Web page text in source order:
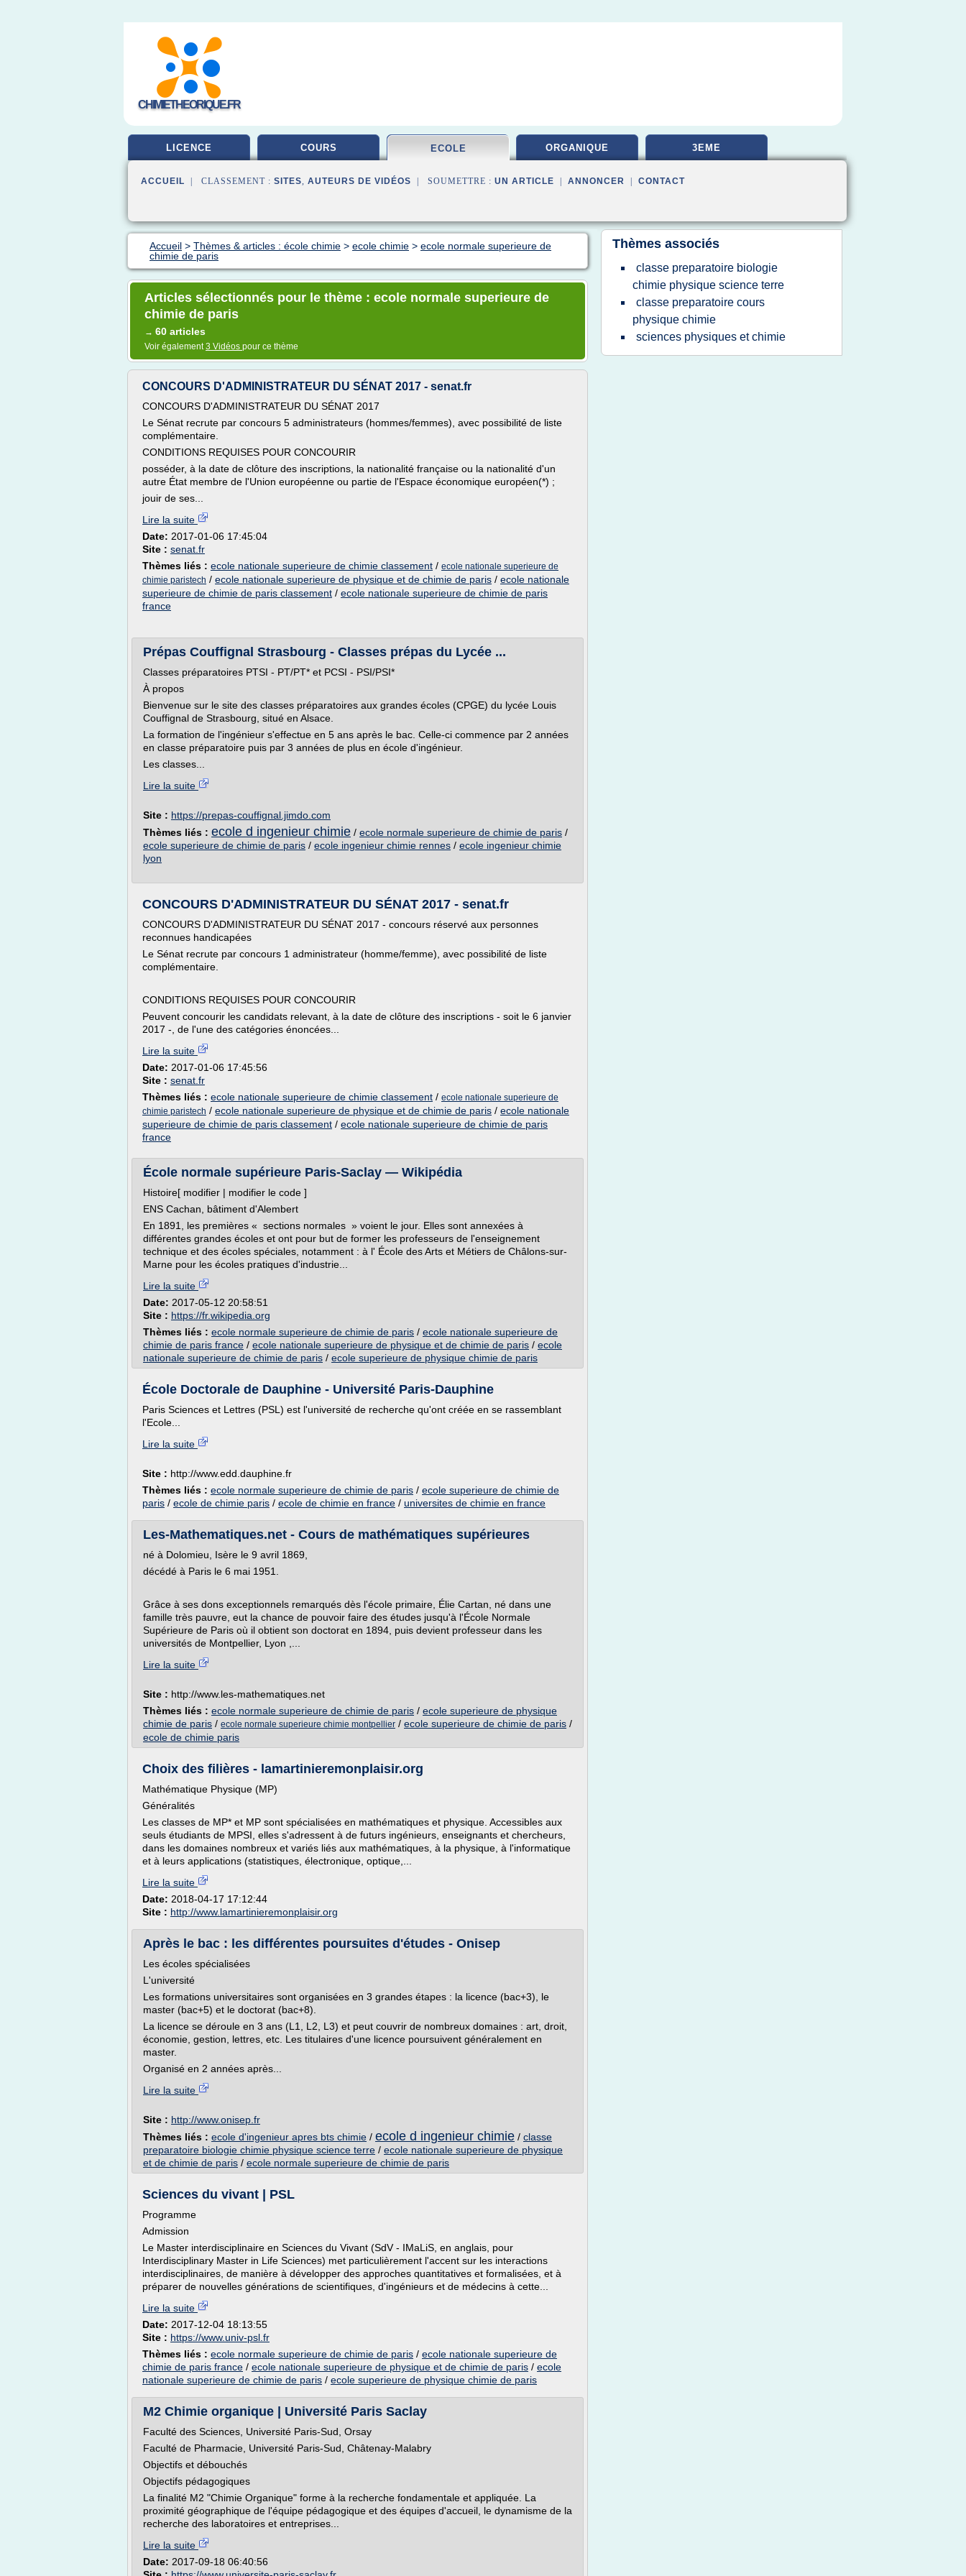
CHIMIETHEORIQUE.FR
LICENCE COURS ECOLE ORGANIQUE 3EME
ACCUEIL | CLASSEMENT : SITES, AUTEURS DE VIDÉOS | SOUMETTRE : UN ARTICLE ANNONCER CONTACT
Accueil > Thèmes & articles : école chimie > ecole chimie > ecole normale superieure de
chimie de paris
Articles sélectionnés pour le thème : ecole normale superieure de
chimie de paris
→ 60 articles
Voir également3 Vidéos pour ce thème
CONCOURS D'ADMINISTRATEUR DU SÉNAT 2017 - senat.fr
CONCOURS D'ADMINISTRATEUR DU SÉNAT 2017
Le Sénat recrute par concours 5 administrateurs (hommes/femmes), avec possibilité de liste
complémentaire.
CONDITIONS REQUISES POUR CONCOURIR
posséder, à la date de clôture des inscriptions, la nationalité française ou la nationalité d'un
autre État membre de l'Union européenne ou partie de l'Espace économique européen(*) ;
jouir de ses...
Lire la suite
Date: 2017-01-06 17:45:04
Site : senat.fr
Thèmes liés : ecole nationale superieure de chimie classement / ecole nationale superieure de
chimie paristech / ecole nationale superieure de physique et de chimie de paris / ecole nationale
superieure de chimie de paris classement / ecole nationale superieure de chimie de paris
france
Prépas Couffignal Strasbourg - Classes prépas du Lycée ...
Classes préparatoires PTSI - PT/PT* et PCSI - PSI/PSI*
À propos
Bienvenue sur le site des classes préparatoires aux grandes écoles (CPGE) du lycée Louis
Couffignal de Strasbourg, situé en Alsace.
La formation de l'ingénieur s'effectue en 5 ans après le bac. Celle-ci commence par 2 années
en classe préparatoire puis par 3 années de plus en école d'ingénieur.
Les classes...
Lire la suite
Site : https://prepas-couffignal.jimdo.com
Thèmes liés : ecole d ingenieur chimie / ecole normale superieure de chimie de paris /
ecole superieure de chimie de paris / ecole ingenieur chimie rennes / ecole ingenieur chimie
lyon
CONCOURS D'ADMINISTRATEUR DU SÉNAT 2017 - senat.fr
CONCOURS D'ADMINISTRATEUR DU SÉNAT 2017 - concours réservé aux personnes
reconnues handicapées
Le Sénat recrute par concours 1 administrateur (homme/femme), avec possibilité de liste
complémentaire.
CONDITIONS REQUISES POUR CONCOURIR
Peuvent concourir les candidats relevant, à la date de clôture des inscriptions - soit le 6 janvier
2017 -, de l'une des catégories énoncées...
Lire la suite
Date: 2017-01-06 17:45:56
Site : senat.fr
Thèmes liés : ecole nationale superieure de chimie classement / ecole nationale superieure de
chimie paristech / ecole nationale superieure de physique et de chimie de paris / ecole nationale
superieure de chimie de paris classement / ecole nationale superieure de chimie de paris
france
École normale supérieure Paris-Saclay — Wikipédia
Histoire[ modifier | modifier le code ]
ENS Cachan, bâtiment d'Alembert
En 1891, les premières « sections normales » voient le jour. Elles sont annexées à
différentes grandes écoles et ont pour but de former les professeurs de l'enseignement
technique et des écoles spéciales, notamment : à l' École des Arts et Métiers de Châlons-sur-
Marne pour les écoles pratiques d'industrie...
Lire la suite
Date: 2017-05-12 20:58:51
Site : https://fr.wikipedia.org
Thèmes liés : ecole normale superieure de chimie de paris / ecole nationale superieure de
chimie de paris france / ecole nationale superieure de physique et de chimie de paris / ecole
nationale superieure de chimie de paris / ecole superieure de physique chimie de paris
École Doctorale de Dauphine - Université Paris-Dauphine
Paris Sciences et Lettres (PSL) est l'université de recherche qu'ont créée en se rassemblant
l'Ecole...
Lire la suite
Site : http://www.edd.dauphine.fr
Thèmes liés : ecole normale superieure de chimie de paris / ecole superieure de chimie de
paris / ecole de chimie paris / ecole de chimie en france / universites de chimie en france
Les-Mathematiques.net - Cours de mathématiques supérieures
né à Dolomieu, Isère le 9 avril 1869,
décédé à Paris le 6 mai 1951.
Grâce à ses dons exceptionnels remarqués dès l'école primaire, Élie Cartan, né dans une
famille très pauvre, eut la chance de pouvoir faire des études jusqu'à l'École Normale
Supérieure de Paris où il obtient son doctorat en 1894, puis devient professeur dans les
universités de Montpellier, Lyon ,...
Lire la suite
Site : http://www.les-mathematiques.net
Thèmes liés : ecole normale superieure de chimie de paris / ecole superieure de physique
chimie de paris / ecole normale superieure chimie montpellier / ecole superieure de chimie de paris /
ecole de chimie paris
Choix des filières - lamartinieremonplaisir.org
Mathématique Physique (MP)
Généralités
Les classes de MP* et MP sont spécialisées en mathématiques et physique. Accessibles aux
seuls étudiants de MPSI, elles s'adressent à de futurs ingénieurs, enseignants et chercheurs,
dans les domaines nombreux et variés liés aux mathématiques, à la physique, à l'informatique
et à leurs applications (statistiques, électronique, optique,...
Lire la suite
Date: 2018-04-17 17:12:44
Site : http://www.lamartinieremonplaisir.org
Après le bac : les différentes poursuites d'études - Onisep
Les écoles spécialisées
L'université
Les formations universitaires sont organisées en 3 grandes étapes : la licence (bac+3), le
master (bac+5) et le doctorat (bac+8).
La licence se déroule en 3 ans (L1, L2, L3) et peut couvrir de nombreux domaines : art, droit,
économie, gestion, lettres, etc. Les titulaires d'une licence poursuivent généralement en
master.
Organisé en 2 années après...
Lire la suite
Site : http://www.onisep.fr
Thèmes liés : ecole d'ingenieur apres bts chimie / ecole d ingenieur chimie / classe
preparatoire biologie chimie physique science terre / ecole nationale superieure de physique
et de chimie de paris / ecole normale superieure de chimie de paris
Sciences du vivant | PSL
Programme
Admission
Le Master interdisciplinaire en Sciences du Vivant (SdV - IMaLiS, en anglais, pour
Interdisciplinary Master in Life Sciences) met particulièrement l'accent sur les interactions
interdisciplinaires, de manière à développer des approches quantitatives et formalisées, et à
préparer de nouvelles générations de scientifiques, d'ingénieurs et de médecins à cette...
Lire la suite
Date: 2017-12-04 18:13:55
Site : https://www.univ-psl.fr
Thèmes liés : ecole normale superieure de chimie de paris / ecole nationale superieure de
chimie de paris france / ecole nationale superieure de physique et de chimie de paris / ecole
nationale superieure de chimie de paris / ecole superieure de physique chimie de paris
M2 Chimie organique | Université Paris Saclay
Faculté des Sciences, Université Paris-Sud, Orsay
Faculté de Pharmacie, Université Paris-Sud, Châtenay-Malabry
Objectifs et débouchés
Objectifs pédagogiques
La finalité M2 "Chimie Organique" forme à la recherche fondamentale et appliquée. La
proximité géographique de l'équipe pédagogique et des équipes d'accueil, le dynamisme de la
recherche des laboratoires et entreprises...
Lire la suite
Date: 2017-09-18 06:40:56
Thèmes associés
classe preparatoire biologie
chimie physique science terre
classe preparatoire cours
physique chimie
sciences physiques et chimie